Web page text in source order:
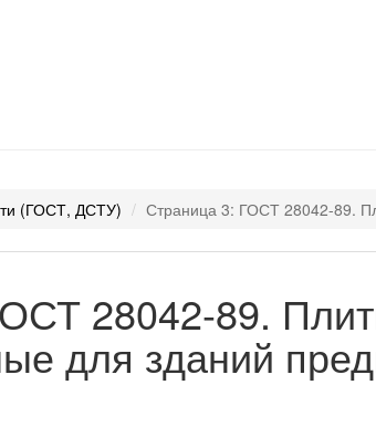
(ГОСТ, ДСТУ) Страница 3: ГОСТ 28042-89.
28042-89.
для зданий